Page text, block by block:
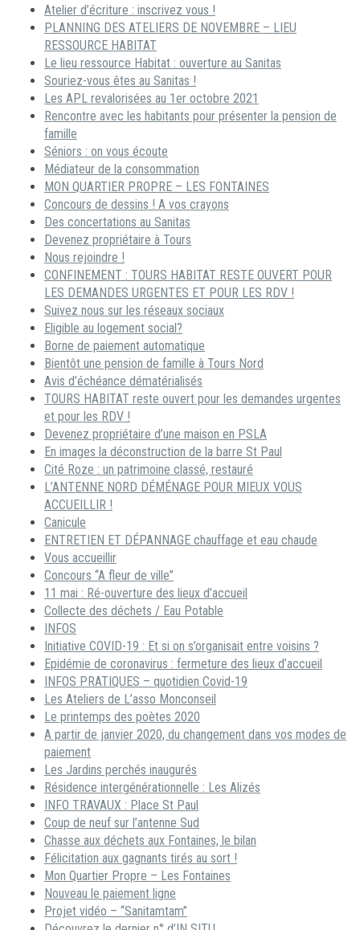
Atelier d’écriture : inscrivez vous !
PLANNING DES ATELIERS DE NOVEMBRE – LIEU
RESSOURCE HABITAT
Le lieu ressource Habitat : ouverture au Sanitas
Souriez-vous êtes au Sanitas !
Les APL revalorisées au 1er octobre 2021
Rencontre avec les habitants pour présenter la pension de
famille
Séniors : on vous écoute
Médiateur de la consommation
MON QUARTIER PROPRE – LES FONTAINES
Concours de dessins ! A vos crayons
Des concertations au Sanitas
Devenez propriétaire à Tours
Nous rejoindre !
CONFINEMENT : TOURS HABITAT RESTE OUVERT POUR
LES DEMANDES URGENTES ET POUR LES RDV !
Suivez nous sur les réseaux sociaux
Eligible au logement social?
Borne de paiement automatique
Bientôt une pension de famille à Tours Nord
Avis d’échéance dématérialisés
TOURS HABITAT reste ouvert pour les demandes urgentes
et pour les RDV !
Devenez propriétaire d’une maison en PSLA
En images la déconstruction de la barre St Paul
Cité Roze : un patrimoine classé, restauré
L’ANTENNE NORD DÉMÉNAGE POUR MIEUX VOUS
ACCUEILLIR !
Canicule
ENTRETIEN ET DÉPANNAGE chauffage et eau chaude
Vous accueillir
Concours “A fleur de ville”
11 mai : Ré-ouverture des lieux d’accueil
Collecte des déchets / Eau Potable
INFOS
Initiative COVID-19 : Et si on s’organisait entre voisins ?
Epidémie de coronavirus : fermeture des lieux d’accueil
INFOS PRATIQUES – quotidien Covid-19
Les Ateliers de L’asso Monconseil
Le printemps des poètes 2020
A partir de janvier 2020, du changement dans vos modes de
paiement
Les Jardins perchés inaugurés
Résidence intergénérationnelle : Les Alizés
INFO TRAVAUX : Place St Paul
Coup de neuf sur l’antenne Sud
Chasse aux déchets aux Fontaines, le bilan
Félicitation aux gagnants tirés au sort !
Mon Quartier Propre – Les Fontaines
Nouveau le paiement ligne
Projet vidéo – “Sanitamtam”